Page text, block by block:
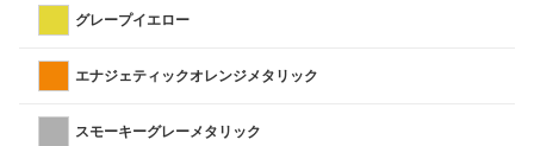
グレープイエロー
エナジェティックオレンジメタリック
スモーキーグレーメタリック